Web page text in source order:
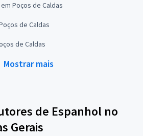
Poços de Caldas
de Caldas
de Caldas
Mostrar mais
de Espanhol no
Gerais